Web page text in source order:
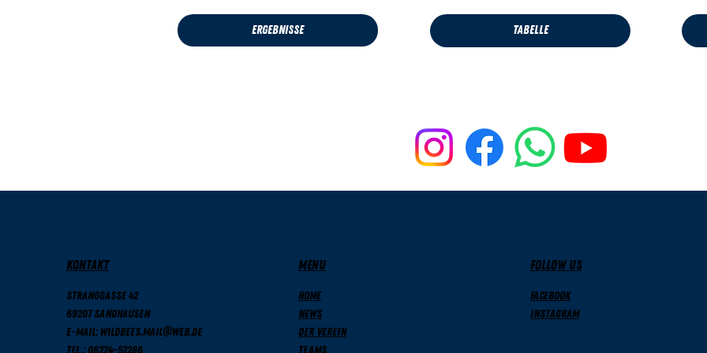
Ergebnisse Tabelle
KONTAKT
Stranggasse 42
69207 Sandhausen
E-Mail: wildbees.mail@web.de
Tel.: 06224-52286
MENU
Home
News
Der Verein
Teams
FOLLOW US
Facebook
Instagram